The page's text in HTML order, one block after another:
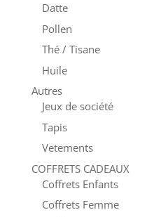
Datte
Pollen
Thé / Tisane
Huile
Autres
Jeux de société
Tapis
Vetements
COFFRETS CADEAUX
Coffrets Enfants
Coffrets Femme